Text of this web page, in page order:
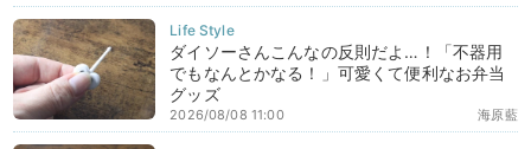
ダイソーさんこんなの反則だよ…！「不器用
でもなんとかなる！」可愛くて便利なお弁当
グッズ
海原藍
2026/08/08 11:00